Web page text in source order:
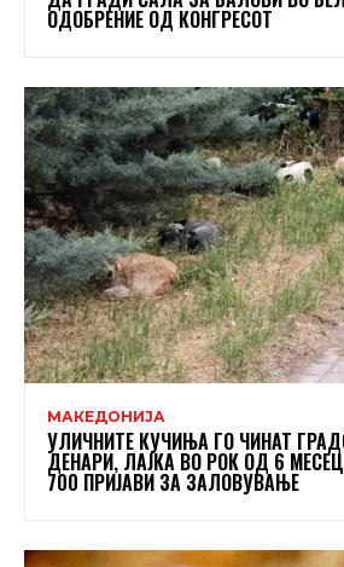
ОДОБРЕНИЕ ОД КОНГРЕСОТ
МАКЕДОНИЈА
УЛИЧНИТЕ КУЧИЊА ГО ЧИНАТ
ДЕНАРИ, ЛАЈКА ВО РОК ОД 6
700 ПРИЈАВИ ЗА ЗАЛОВУВАЊЕ